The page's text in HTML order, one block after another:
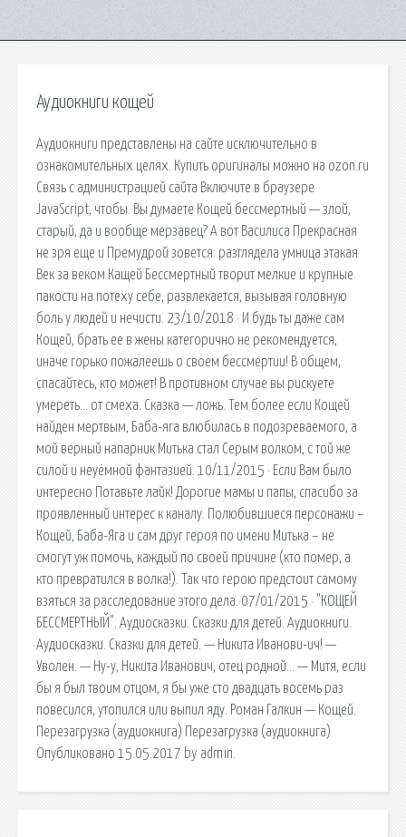
Аудиокниги кощей
Аудиокниги представлены на сайте исключительно в
ознакомительных целях. Купить оригиналы можно на ozon.ru
Связь с администрацией сайта Включите в браузере
JavaScript, чтобы. Вы думаете Кощей бессмертный — злой,
старый, да и вообще мерзавец? А вот Василиса Прекрасная
не зря еще и Премудрой зовется: разглядела умница этакая
Век за веком Кащей Бессмертный творит мелкие и крупные
пакости на потеху себе, развлекается, вызывая головную
боль у людей и нечисти. 23/10/2018 · И будь ты даже сам
Кощей, брать ее в жены категорично не рекомендуется,
иначе горько пожалеешь о своем бессмертии! В общем,
спасайтесь, кто может! В противном случае вы рискуете
умереть… от смеха. Сказка — ложь. Тем более если Кощей
найден мертвым, Баба-яга влюбилась в подозреваемого, а
мой верный напарник Митька стал Серым волком, с той же
силой и неуёмной фантазией. 10/11/2015 · Если Вам было
интересно Потавьте лайк! Дорогие мамы и папы, спасибо за
проявленный интерес к каналу. Полюбившиеся персонажи –
Кощей, Баба-Яга и сам друг героя по имени Митька – не
смогут уж помочь, каждый по своей причине (кто помер, а
кто превратился в волка!). Так что герою предстоит самому
взяться за расследование этого дела. 07/01/2015 · "КОЩЕЙ
БЕССМЕРТНЫЙ". Аудиосказки. Сказки для детей. Аудиокниги.
Аудиосказки. Сказки для детей. — Никита Иванови-ич! —
Уволен. — Ну-у, Никита Иванович, отец родной… — Митя, если
бы я был твоим отцом, я бы уже сто двадцать восемь раз
повесился, утопился или выпил яду. Роман Галкин — Кощей.
Перезагрузка (аудиокнига) Перезагрузка (аудиокнига)
Опубликовано 15.05.2017 by admin.